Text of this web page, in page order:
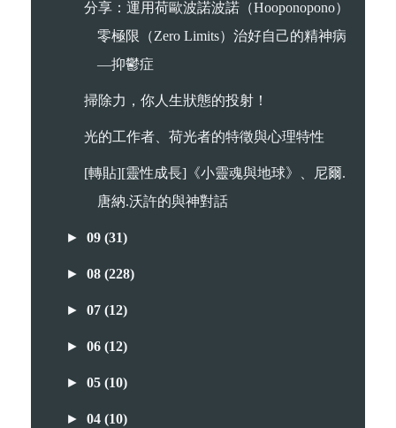
分享：運用荷歐波諾波諾（Hooponopono）
零極限（Zero Limits）治好自己的精神病
—抑鬱症
掃除力，你人生狀態的投射！
光的工作者、荷光者的特徵與心理特性
[轉貼][靈性成長]《小靈魂與地球》、尼爾.
唐納.沃許的與神對話
►09(31)
►08(228)
►07(12)
►06(12)
►05(10)
►04(10)